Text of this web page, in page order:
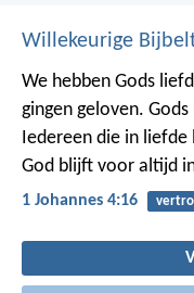
Willekeurige
We hebben Gods
gingen geloven.
Iedereen die in
God blijft voor altijd
1 Johannes 4:16